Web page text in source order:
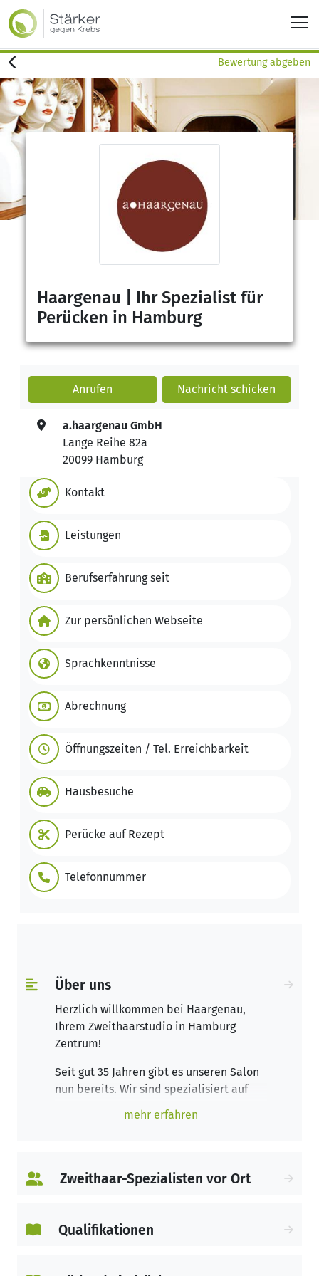
Bewertung abgeben
Haargenau | Ihr Spezialist für
Perücken in Hamburg
Anrufen Nachricht schicken
a.haargenau GmbH
Lange Reihe 82a
20099 Hamburg
Kontakt
Leistungen
Berufserfahrung seit
Zur persönlichen Webseite
Sprachkenntnisse
Abrechnung
Öffnungszeiten / Tel. Erreichbarkeit
Hausbesuche
Perücke auf Rezept
Telefonnummer
Über uns
Herzlich willkommen bei Haargenau,
Ihrem Zweithaarstudio in Hamburg
Zentrum!
Seit gut 35 Jahren gibt es unseren Salon
nun bereits. Wir sind spezialisiert auf
onkologische Patientinnen und
Haarausfall zu einer der häufigsten
Erscheinungsbildes stellt für viele
mehr erfahren
Zweithaar-Spezialisten vor Ort
Qualifikationen